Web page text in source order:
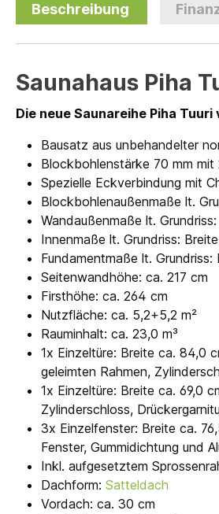
Beschreibung
Saunahaus Piha
Die neue Saunareihe Piha
Bausatz aus unbehandelter
Blockbohlenstärke 70 mm
Spezielle Eckverbindung mit
Blockbohlenaußenmaße lt.
Wandaußenmaße lt.
Innenmaße lt. Grundriss:
Fundamentmaße lt.
Seitenwandhöhe: ca. 217 cm
Firsthöhe: ca. 264 cm
Nutzfläche: ca. 5,2+5,2 m²
Rauminhalt: ca. 23,0 m³
1x Einzeltüre: Breite ca. 84,0
geleimten Rahmen,
1x Einzeltüre: Breite ca. 69,0
Zylinderschloss,
3x Einzelfenster: Breite ca.
Fenster, Gummidichtung und
Inkl. aufgesetztem
Dachform: Satteldach
Vordach: ca. 30 cm